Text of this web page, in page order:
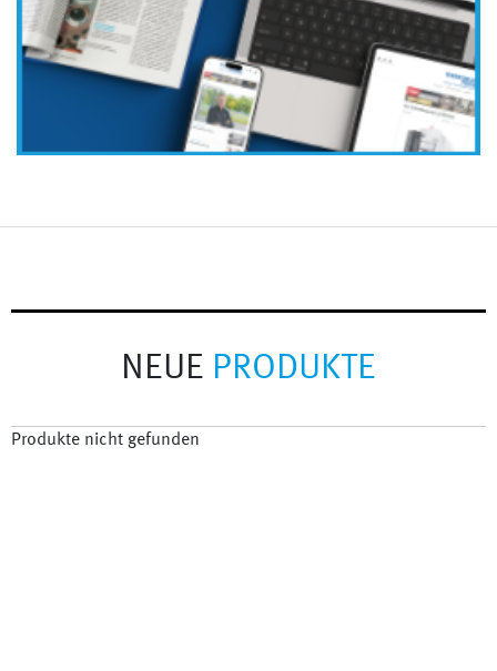
NEUE PRODUKTE
Produkte nicht gefunden